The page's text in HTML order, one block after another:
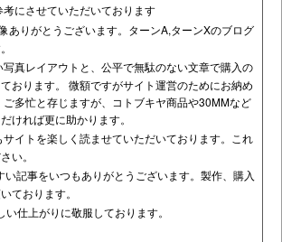
考にさせていただいております
ありがとうございます。ターンA,ターンXのブログ
写真レイアウトと、公平で無駄のない文章で購入の
おります。 微額ですがサイト運営のためにお納め
多忙と存じますが、コトブキヤ商品や30MMなど
ければ更に助かります。
サイトを楽しく読ませていただいております。これ
い。
い記事をいつもありがとうございます。製作、購入
ております。
い仕上がりに敬服しております。